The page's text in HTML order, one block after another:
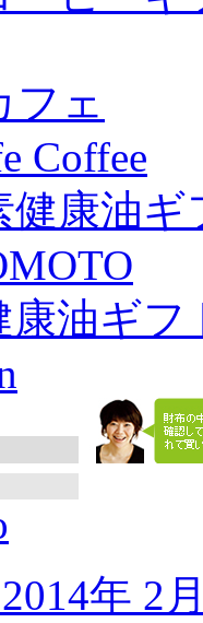
フェ
Coffee
健康油ギ
康油ギフ
年 2